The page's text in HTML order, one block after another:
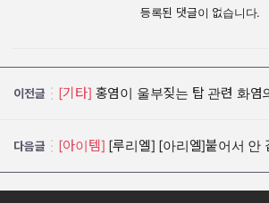
등록된 댓글이 없습니다.
이전글 [기타]
다음글 [아이템]